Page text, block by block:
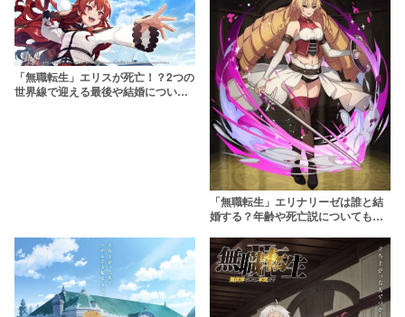
「無職転生」エリスが死亡！？2つの
世界線で迎える最後や結婚について
「無職転生」エリナリーゼは誰と結
婚する？年齢や死亡説についても徹